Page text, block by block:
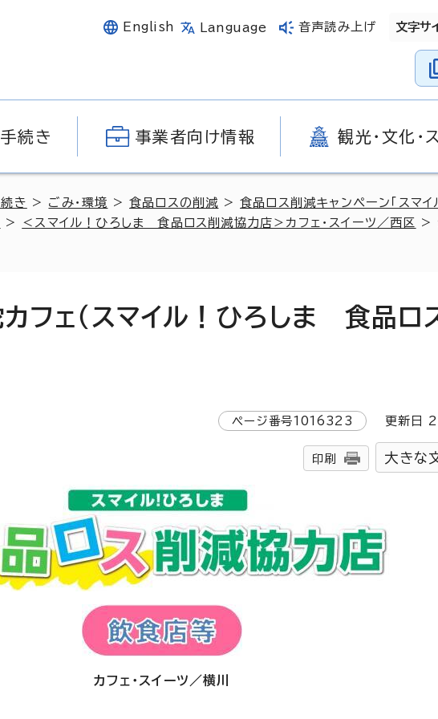
English Language 音声読み上げ 文字サ
手続き 事業者向け情報 観光・文化・
続き > ごみ・環境 >食品ロスの削減 >食品ロス削減キャンペーン「スマイ
> ＜スマイル！ひろしま 食品ロス削減協力店＞カフェ・スイーツ／西区
>
フェ（スマイル！ひろしま 食品ロ
ページ番号1016323 更新日
印刷 大きな
カフェ・スイーツ／横川